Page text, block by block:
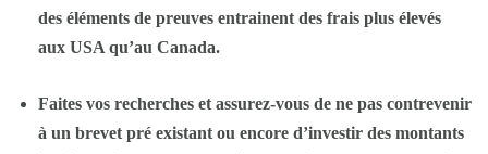
des éléments de preuves entrainent des frais plus élevés
aux USA qu’au Canada.
Faites vos recherches et assurez-vous de ne pas contrevenir
à un brevet pré existant ou encore d’investir des montants